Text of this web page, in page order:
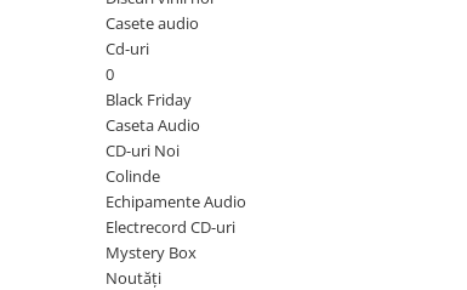
Viniluri Românești
Colecția Electrecord
Casete audio
Cd-uri
0
Black Friday
Caseta Audio
CD-uri Noi
Colinde
Echipamente Audio
Electrecord CD-uri
Mystery Box
Noutăți